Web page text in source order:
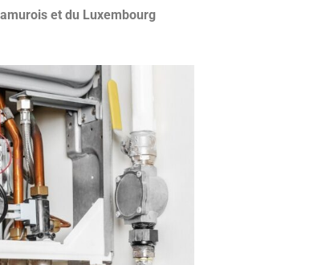
et du Luxembourg